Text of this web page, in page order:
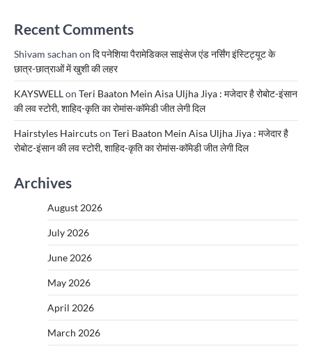
Recent Comments
Shivam sachan on दि पनेशिया पैरामेडिकल साइंसेज एंड नर्सिंग इंस्टिट्यूट के
छात्र-छात्राओं में खुशी की लहर
KAYSWELLon Teri Baaton Mein Aisa Uljha Jiya : मजेदार है रोबोट-इंसान
की लव स्टोरी, शाहिद-कृति का रोमांस-कॉमेडी जीत लेगी दिल
Hairstyles Haircutson Teri Baaton Mein Aisa Uljha Jiya : मजेदार है
रोबोट-इंसान की लव स्टोरी, शाहिद-कृति का रोमांस-कॉमेडी जीत लेगी दिल
Archives
August 2026
July 2026
June 2026
May 2026
April 2026
March 2026